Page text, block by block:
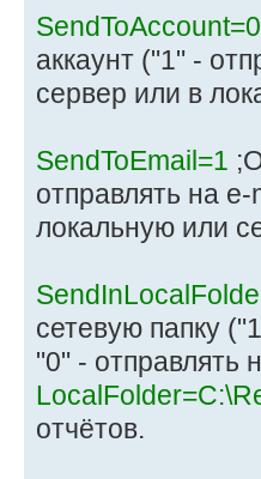
SendToAccount=0
аккаунт ("1" -
сервер или в
SendToEmail=1
отправлять на
локальную или
сетевую папку
"0" - отправлять
отчётов.